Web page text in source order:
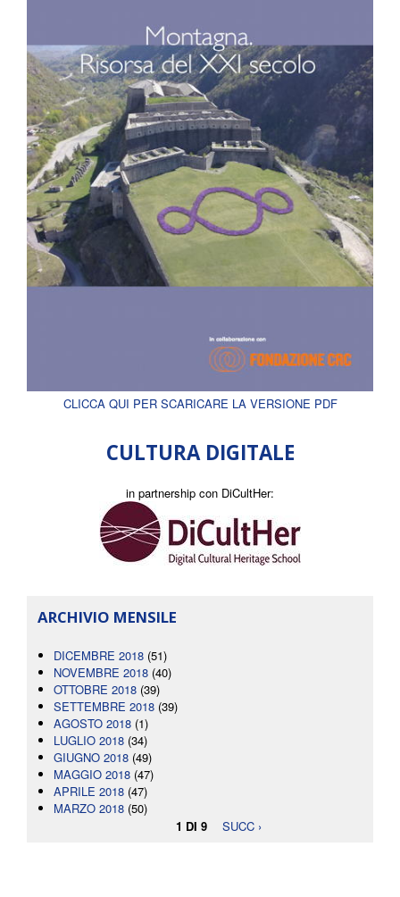
CLICCA QUI PER SCARICARE LA VERSIONE PDF
CULTURA DIGITALE
in partnership con DiCultHer:
ARCHIVIO MENSILE
DICEMBRE 2018 (51)
NOVEMBRE 2018 (40)
OTTOBRE 2018 (39)
SETTEMBRE 2018 (39)
AGOSTO 2018 (1)
LUGLIO 2018 (34)
GIUGNO 2018 (49)
MAGGIO 2018 (47)
APRILE 2018 (47)
MARZO 2018 (50)
1 DI 9
SUCC ›